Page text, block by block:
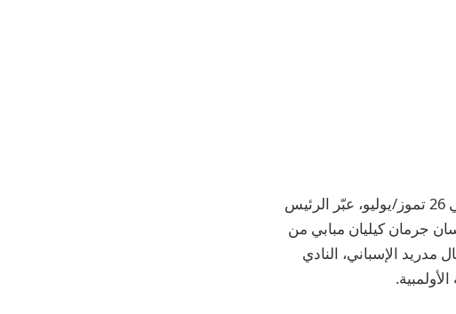
على بعد ما يزيد قليلا عن مئة يوم من الفعالية الرياضية العالمية التي تنطلق في 26 تموز/يوليو، عبّر الرئيس
جرمان كيليان مبابي من
الإسباني، النادي